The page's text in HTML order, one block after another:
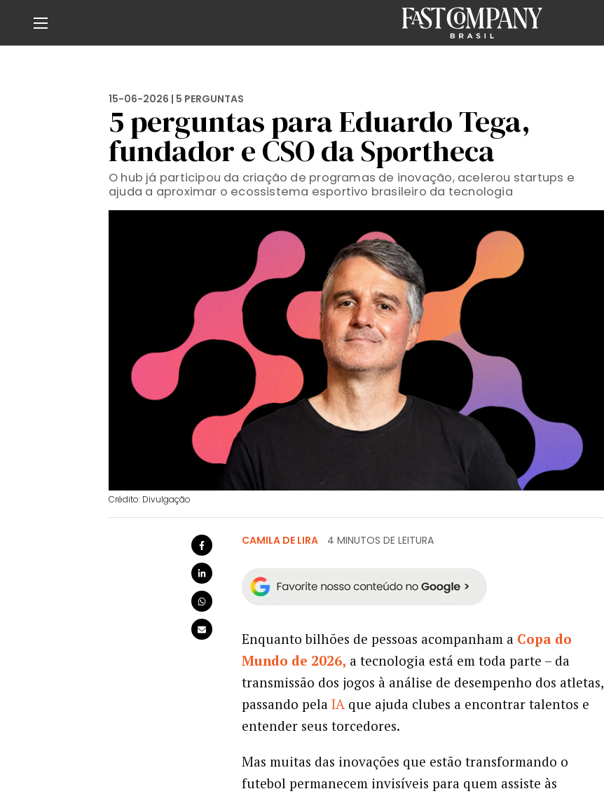
15-06-2026 | 5 PERGUNTAS
5 perguntas para Eduardo Tega,
fundador e CSO da Sportheca
O hub já participou da criação de programas de inovação, acelerou startups e
ajuda a aproximar o ecossistema esportivo brasileiro da tecnologia
Crédito: Divulgação
CAMILA DE LIRA 4 MINUTOS DE LEITURA
Enquanto bilhões de pessoas acompanham a Copa do
Mundo de 2026, a tecnologia está em toda parte – da
transmissão dos jogos à análise de desempenho dos atletas,
passando pela IAque ajuda clubes a encontrar talentos e
entender seus torcedores.
Mas muitas das inovações que estão transformando o
futebol permanecem invisíveis para quem assiste às